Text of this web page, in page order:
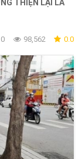
THIỆN LẠI LÀ
0 98,562 0.0